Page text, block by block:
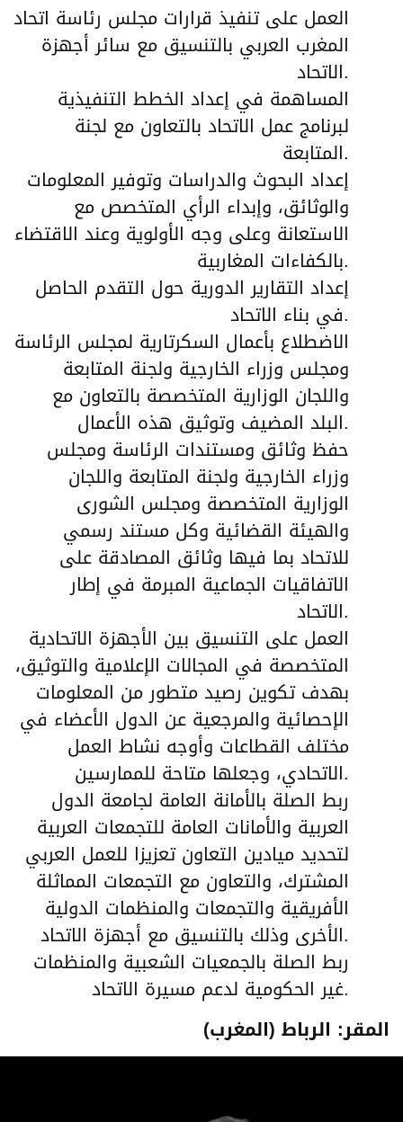
العمل على تنفيذ قرارات مجلس رئاسة اتحاد
المغرب العربي بالتنسيق مع سائر أجهزة
الاتحاد.
المساهمة في إعداد الخطط التنفيذية
لبرنامج عمل الاتحاد بالتعاون مع لجنة
المتابعة.
إعداد البحوث والدراسات وتوفير المعلومات
والوثائق، وإبداء الرأي المتخصص مع
الاستعانة وعلى وجه الأولوية وعند الاقتضاء
بالكفاءات المغاربية.
إعداد التقارير الدورية حول التقدم الحاصل
في بناء الاتحاد.
الاضطلاع بأعمال السكرتارية لمجلس الرئاسة
ومجلس وزراء الخارجية ولجنة المتابعة
واللجان الوزارية المتخصصة بالتعاون مع
البلد المضيف وتوثيق هذه الأعمال.
حفظ وثائق ومستندات الرئاسة ومجلس
وزراء الخارجية ولجنة المتابعة واللجان
الوزارية المتخصصة ومجلس الشورى
والهيئة القضائية وكل مستند رسمي
للاتحاد بما فيها وثائق المصادقة على
الاتفاقيات الجماعية المبرمة في إطار
الاتحاد.
العمل على التنسيق بين الأجهزة الاتحادية
المتخصصة في المجالات الإعلامية والتوثيق،
بهدف تكوين رصيد متطور من المعلومات
الإحصائية والمرجعية عن الدول الأعضاء في
مختلف القطاعات وأوجه نشاط العمل
الاتحادي، وجعلها متاحة للممارسين.
ربط الصلة بالأمانة العامة لجامعة الدول
العربية والأمانات العامة للتجمعات العربية
لتحديد ميادين التعاون تعزيزا للعمل العربي
المشترك، والتعاون مع التجمعات المماثلة
الأفريقية والتجمعات والمنظمات الدولية
الأخرى وذلك بالتنسيق مع أجهزة الاتحاد.
ربط الصلة بالجمعيات الشعبية والمنظمات
غير الحكومية لدعم مسيرة الاتحاد.
المقر: الرباط (المغرب)